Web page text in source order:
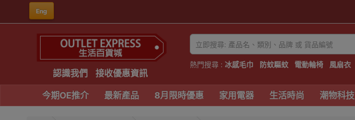
Eng
認識我們 接收優惠資訊
熱門搜尋 : 冰感毛巾 防蚊驅蚊 電動輪椅 風扇衣
今期OE推介 最新產品 8月限時優惠 家用電器 生活時尚 潮物科技